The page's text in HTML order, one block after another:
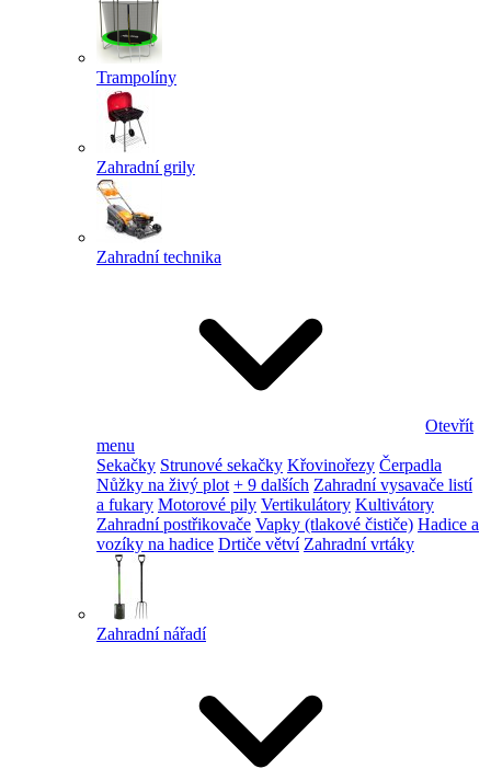
Trampolíny
Zahradní grily
Zahradní technika
Otevřít
menu
Sekačky Strunové sekačky Křovinořezy Čerpadla
Nůžky na živý plot + 9 dalších Zahradní vysavače listí
a fukary Motorové pily Vertikulátory Kultivátory
Zahradní postřikovače Vapky (tlakové čističe) Hadice a
vozíky na hadice Drtiče větví Zahradní vrtáky
Zahradní nářadí